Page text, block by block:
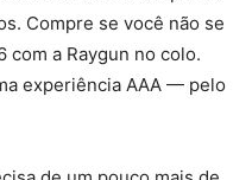
Compre se você não se
com a Raygun no colo.
experiência AAA — pelo